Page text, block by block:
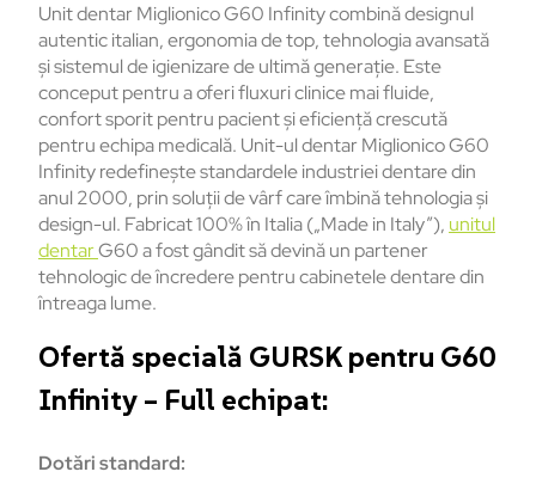
Unit dentar Miglionico G60 Infinity combină designul
autentic italian, ergonomia de top, tehnologia avansată
şi sistemul de igienizare de ultimă generaţie. Este
conceput pentru a oferi fluxuri clinice mai fluide,
confort sporit pentru pacient şi eficienţă crescută
pentru echipa medicală. Unit-ul dentar Miglionico G60
Infinity redefineşte standardele industriei dentare din
anul 2000, prin soluţii de vârf care îmbină tehnologia şi
design-ul. Fabricat 100% în Italia („Made in Italy”), unitul
dentarG60 a fost gândit să devină un partener
tehnologic de încredere pentru cabinetele dentare din
întreaga lume.
Ofertă specială GURSK pentru G60
Infinity – Full echipat:
Dotări standard: